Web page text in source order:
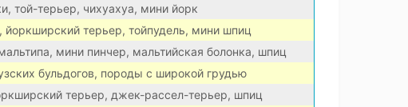
той-терьер, чихуахуа, мини йорк
йоркширский терьер, тойпудель, мини шпиц
мини пинчер, мальтийская болонка, шпиц
бульдогов, породы с широкой грудью
терьер, джек-рассел-терьер, шпиц